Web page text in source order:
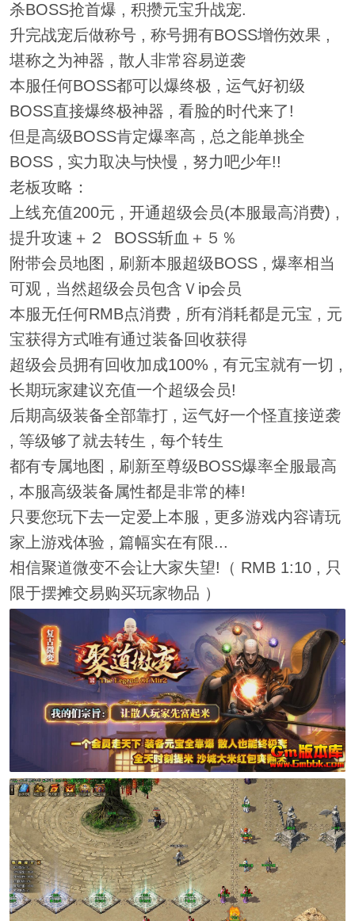
杀BOSS抢首爆 , 积攒元宝升战宠.
升完战宠后做称号 , 称号拥有BOSS增伤效果 ,
堪称之为神器 , 散人非常容易逆袭
本服任何BOSS都可以爆终极 , 运气好初级
BOSS直接爆终极神器 , 看脸的时代来了!
但是高级BOSS肯定爆率高 , 总之能单挑全
BOSS , 实力取决与快慢 , 努力吧少年!!
老板攻略：
上线充值200元 , 开通超级会员(本服最高消费) ,
提升攻速＋２ BOSS斩血＋５％
附带会员地图 , 刷新本服超级BOSS , 爆率相当
可观 , 当然超级会员包含Ｖip会员
本服无任何RMB点消费 , 所有消耗都是元宝 , 元
宝获得方式唯有通过装备回收获得
超级会员拥有回收加成100% , 有元宝就有一切 ,
长期玩家建议充值一个超级会员!
后期高级装备全部靠打 , 运气好一个怪直接逆袭
, 等级够了就去转生 , 每个转生
都有专属地图 , 刷新至尊级BOSS爆率全服最高
, 本服高级装备属性都是非常的棒!
只要您玩下去一定爱上本服 , 更多游戏内容请玩
家上游戏体验 , 篇幅实在有限...
相信聚道微变不会让大家失望!（ RMB 1:10 , 只
限于摆摊交易购买玩家物品 ）